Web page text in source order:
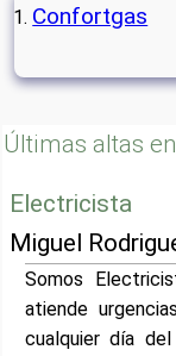
Confortgas
Últimas altas
Electricista
Miguel
Somos
atiende
cualquier día